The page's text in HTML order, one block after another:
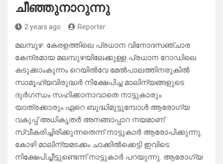
ചീഞ്ഞുനാറുന്നു
2 years ago Reporter
മലമ്പുഴ: കേരളത്തിലെ പ്രധാന വിനോദസഞ്ചാര
കേന്ദ്രമായ മലമ്പുഴയിലേക്കുള്ള പ്രധാന റോഡിലെ
കടുക്കാംകുന്നം റെയിൽവേ മേൽപാലത്തിനരുകിൽ
സാമൂഹ്യവിരുദ്ധർ നിക്ഷേപിച്ച മാലിന്യങ്ങളുടെ
ദുർഗന്ധം സഹിക്കാനാവാതെ നാട്ടുകാരും
യാത്രക്കാരും ഏറെ ബുദ്ധിമുട്ടുമ്പോൾ ആരോഗ്യ
വകുപ്പ് അധികൃതർ അനങ്ങാപ്പാറ നയമാണ്
സ്വീകരിച്ചിരിക്കുന്നതെന്ന് നാട്ടുകാർ ആരോപിക്കുന്നു.
കോഴി മാലിന്യമടക്കം ചാക്കിൽക്കെട്ടി ഇവിടെ
നിക്ഷേപിച്ചീട്ടുണ്ടെന്ന് നാട്ടുകാർ പറയുന്നു. ആരോഗ്യ